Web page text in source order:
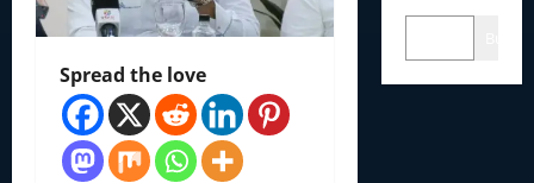
Spread the love